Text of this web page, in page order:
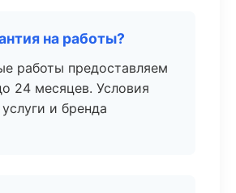
на работы?
работы предоставляем
24 месяцев. Условия
и бренда